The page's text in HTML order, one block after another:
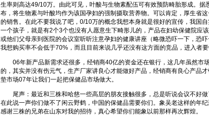
生率则高达49/10万。由此可见，叶酸与生物素配伍可有效预防畸胎形成。据
布，将生物素与叶酸均作为该国孕妇的强制摄取营养物。可以肯定，厚生省
的销售。在此不要我说了吧，0/10万的概念我想本身就是很好的宣传，我国
一个孩子，就是有2个3个也没有人愿意生下畸形儿的，产品在妇幼保健院应
或他们父母亲到医院的会议室听听注意孕妇的健康讲座（略微恐吓一下，恐吓
我想购买率不会低于70%，而且目前来说几乎还没有这方面的竞品，进入者要
06年新产品新需求还很多，经销商40亿的资金还在银行，这几年虽然市
的，其实并没有伤元气，生产厂家讲良心才能做好产品，经销商有良心产品
垫市场07年让我们一起把保健品市场做大。
尾声：最近和三株和哈慈一些高层的朋友接触很多，总是听说会议不好做
在此说一声你们做不了闲云野鹤，中国的保健品需要你们。象吴老这样的年
感谢三株的兄弟在山东对我的招待，真心希望你们能象以前那样再次辉煌。